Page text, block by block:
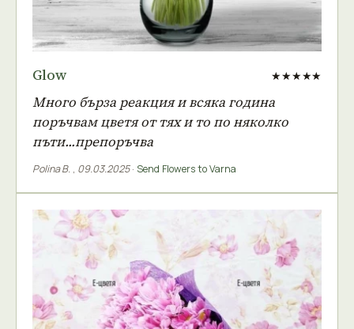
Glow ★★★★★
Много бърза реакция и всяка година
поръчвам цветя от тях и то по няколко
пъти...препоръчва
Polina B. , 09.03.2025· Send Flowers to Varna